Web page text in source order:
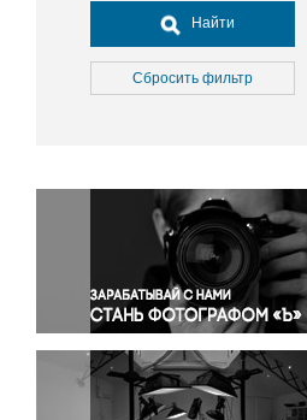
Досуг, туризм и отдых
Культура
Медицина
Окружающая среда
Политика
Правосудие
Происшествия и конфликты
Религия
Светская жизнь
Спорт
Экология
Найти
Сбросить фильтр